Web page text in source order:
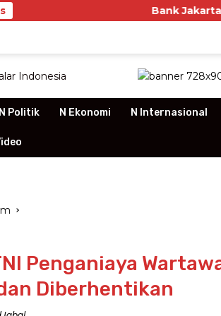
Bank Jakarta Buktikan
N Politik N Ekonomi N Internasional
Penganiaya
Diberhentikan